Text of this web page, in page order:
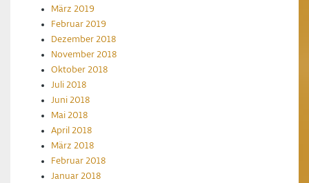
März 2019
Februar 2019
Dezember 2018
November 2018
Oktober 2018
Juli 2018
Juni 2018
Mai 2018
April 2018
März 2018
Februar 2018
Januar 2018